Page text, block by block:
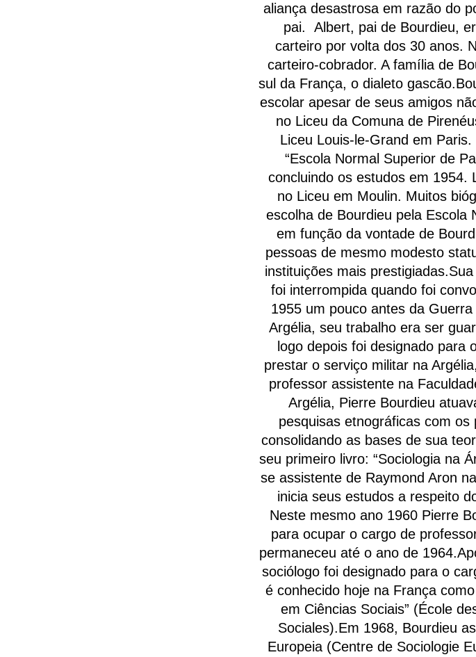
aliança desastrosa em razão do
pai. Albert, pai de Bourdieu,
carteiro por volta dos 30 anos.
carteiro-cobrador. A família de
sul da França, o dialeto
escolar apesar de seus amigos
no Liceu da Comuna de
Liceu Louis-le-Grand em
“Escola Normal Superior de
concluindo os estudos em 1954.
no Liceu em Moulin. Muitos
escolha de Bourdieu pela Escola
em função da vontade de
pessoas de mesmo modesto
instituições mais
foi interrompida quando foi
1955 um pouco antes da
Argélia, seu trabalho era ser
logo depois foi designado para
prestar o serviço militar na
professor assistente na
Argélia, Pierre Bourdieu
pesquisas etnográficas com
consolidando as bases de sua
seu primeiro livro: “Sociologia na
se assistente de Raymond Aron
inicia seus estudos a respeito
Neste mesmo ano 1960 Pierre
para ocupar o cargo de
permaneceu até o ano de
sociólogo foi designado para o
é conhecido hoje na França
em Ciências Sociais” (École
Sociales).Em 1968, Bourdieu
Europeia (Centre de Sociologie